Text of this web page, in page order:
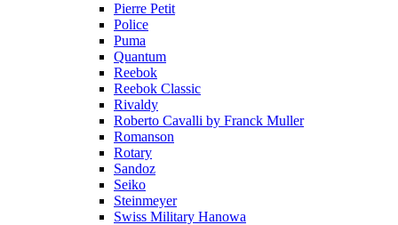
Pierre Petit
Police
Puma
Quantum
Reebok
Reebok Classic
Rivaldy
Roberto Cavalli by Franck Muller
Romanson
Rotary
Sandoz
Seiko
Steinmeyer
Swiss Military Hanowa